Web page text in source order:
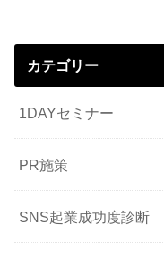
カテゴリー
1DAYセミナー
PR施策
SNS起業成功度診断